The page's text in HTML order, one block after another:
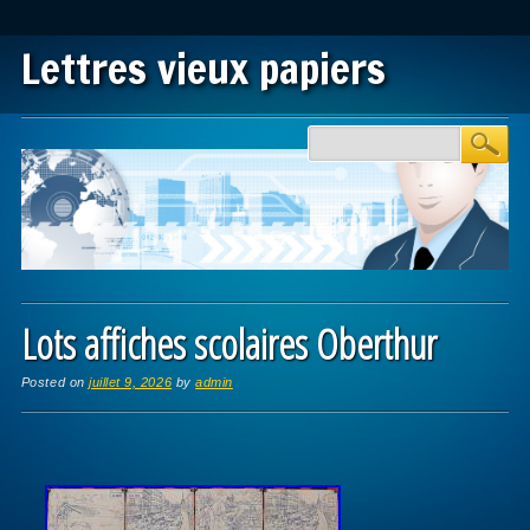
Lettres vieux papiers
Main menu
Lots affiches scolaires Oberthur
Posted onjuillet 9, 2026 byadmin